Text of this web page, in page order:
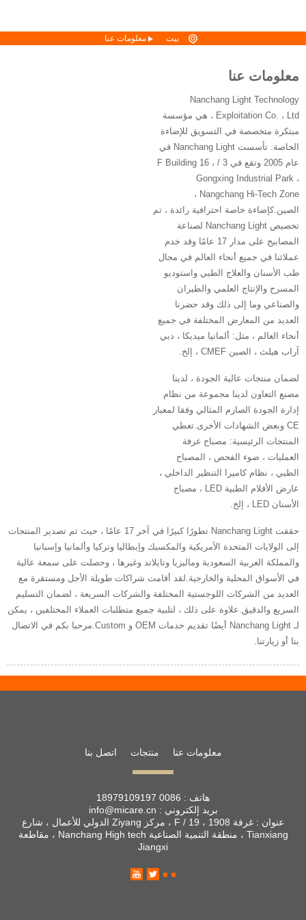
بيت معلومات عنا
معلومات عنا
Nanchang Light Technology
Exploitation Co. ، Ltd ، هي مؤسسة
مبتكرة متخصصة في التسويق للإضاءة
الخاصة. تأسست Nanchang Light في
عام 2005 وتقع في 3 / F Building 16 ،
Gongxing Industrial Park ،
Nangchang Hi-Tech Zone ،
الصين.كإضاءة خاصة احترافية رائدة ، تم
تخصيص Nanchang Light لصناعة
المصابيح على مدار 17 عامًا وقد خدم
عملائنا في جميع أنحاء العالم في مجال
طب الأسنان والعلاج الطبي واستوديو
المسرح والإنتاج العلمي والطيران
والصناعي وما إلى ذلك وقد حضرنا
العديد من المعارض المختلفة في جميع
أنحاء العالم ، مثل: ألمانيا ميديكا ، دبي
آراب هيلث ، الصين CMEF ، إلخ.
لضمان منتجات عالية الجودة ، لدينا
مصنع التعاون لدينا مجموعة من نظام
إدارة الجودة الصارم المثالي وفقا لمعيار
CE وبعض الشهادات الأخرى.تغطي
المنتجات الرئيسية: مصباح غرفة
العمليات ، ضوء الفحص ، المصباح
الطبي ، نظام كاميرا التنظير الداخلي ،
عارض الأفلام الطبية LED ، مصباح
الأسنان LED ، إلخ.
حققت Nanchang Light تطورًا كبيرًا في آخر 17 عامًا ، حيث تم تصدير المنتجات
إلى الولايات المتحدة الأمريكية والمكسيك وإيطاليا وتركيا وألمانيا وإسبانيا
والمملكة العربية السعودية وماليزيا وتايلاند وغيرها ، وحصلت على سمعة عالية
في الأسواق المحلية والخارجية.لقد أقامت شراكات طويلة الأجل ومستقرة مع
العديد من الشركات اللوجستية المختلفة والشركات السريعة ، لضمان التسليم
السريع والدقيق.علاوة على ذلك ، لتلبية جميع متطلبات العملاء المختلفين ، يمكن
لـ Nanchang Light أيضًا تقديم خدمات OEM و Custom.مرحبا بكم في الاتصال
بنا أو زيارتنا.
معلومات عنا منتجات اتصل بنا
هاتف : 0086 18979109197
بريد إلكتروني : info@micare.cn
عنوان :
غرفة 1908 ، 19 / F ، مركز Ziyang الدولي للأعمال ، شارع
Tianxiang ، منطقة التنمية الصناعية Nanchang High tech ، مقاطعة
Jiangxi